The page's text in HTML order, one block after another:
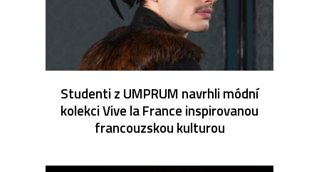
Studenti z UMPRUM navrhli módní
kolekci Vive la France inspirovanou
francouzskou kulturou